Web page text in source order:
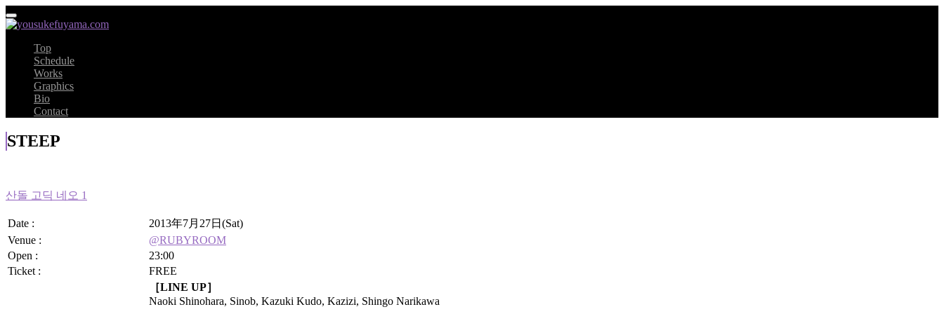
Top
Schedule
Works
Graphics
Bio
Contact
STEEP
산돌 고딕 네오 1
Date :
2013年7月27日(Sat)
Venue :
@RUBYROOM
Open :
23:00
Ticket :
FREE
［LINE UP］
Naoki Shinohara, Sinob, Kazuki Kudo, Kazizi, Shingo Narikawa